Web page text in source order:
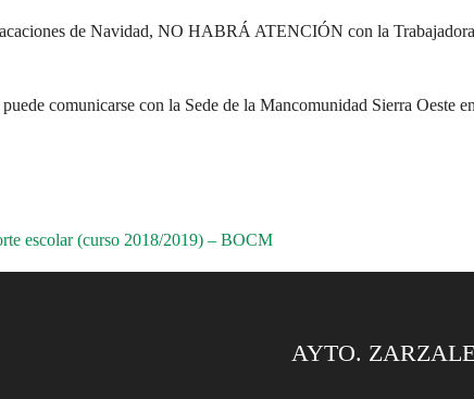
de Navidad, NO HABRÁ ATENCIÓN con la
comunicarse con la Sede de la Mancomunidad Sierra Oeste
escolar (curso 2018/2019) – BOCM
AYTO.